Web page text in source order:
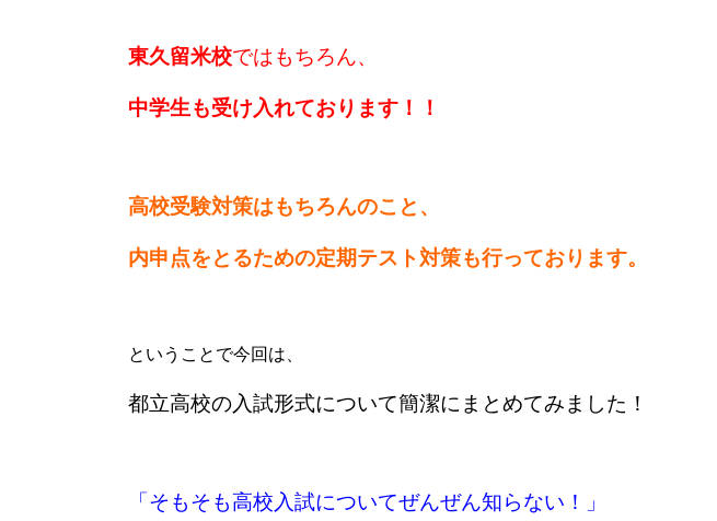
東久留米校ではもちろん、
中学生も受け入れております！！
高校受験対策はもちろんのこと、
内申点をとるための定期テスト対策も行っております。
ということで今回は、
都立高校の入試形式について簡潔にまとめてみました！
「そもそも高校入試についてぜんぜん知らない！」